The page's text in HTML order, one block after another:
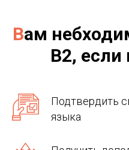
Вам
B2, если
Подтвердить
языка